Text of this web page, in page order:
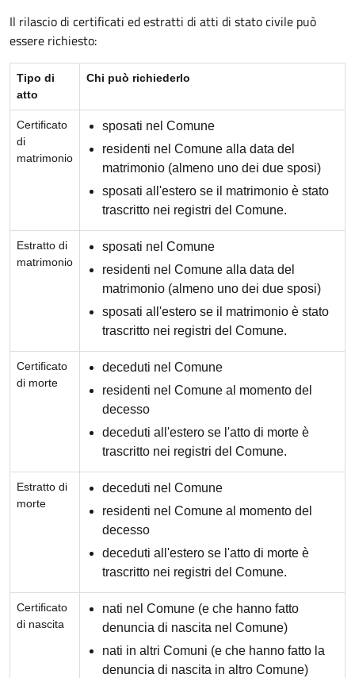
Il rilascio di certificati ed estratti di atti di stato civile può
essere richiesto:
Tipo di
atto
Chi può richiederlo
Certificato
di
matrimonio
sposati nel Comune
residenti nel Comune alla data del
matrimonio (almeno uno dei due sposi)
sposati all'estero se il matrimonio è stato
trascritto nei registri del Comune.
Estratto di
matrimonio
sposati nel Comune
residenti nel Comune alla data del
matrimonio (almeno uno dei due sposi)
sposati all'estero se il matrimonio è stato
trascritto nei registri del Comune.
Certificato
di morte
deceduti nel Comune
residenti nel Comune al momento del
decesso
deceduti all'estero se l'atto di morte è
trascritto nei registri del Comune.
Estratto di
morte
deceduti nel Comune
residenti nel Comune al momento del
decesso
deceduti all'estero se l'atto di morte è
trascritto nei registri del Comune.
Certificato
di nascita
nati nel Comune (e che hanno fatto
denuncia di nascita nel Comune)
nati in altri Comuni (e che hanno fatto la
denuncia di nascita in altro Comune)